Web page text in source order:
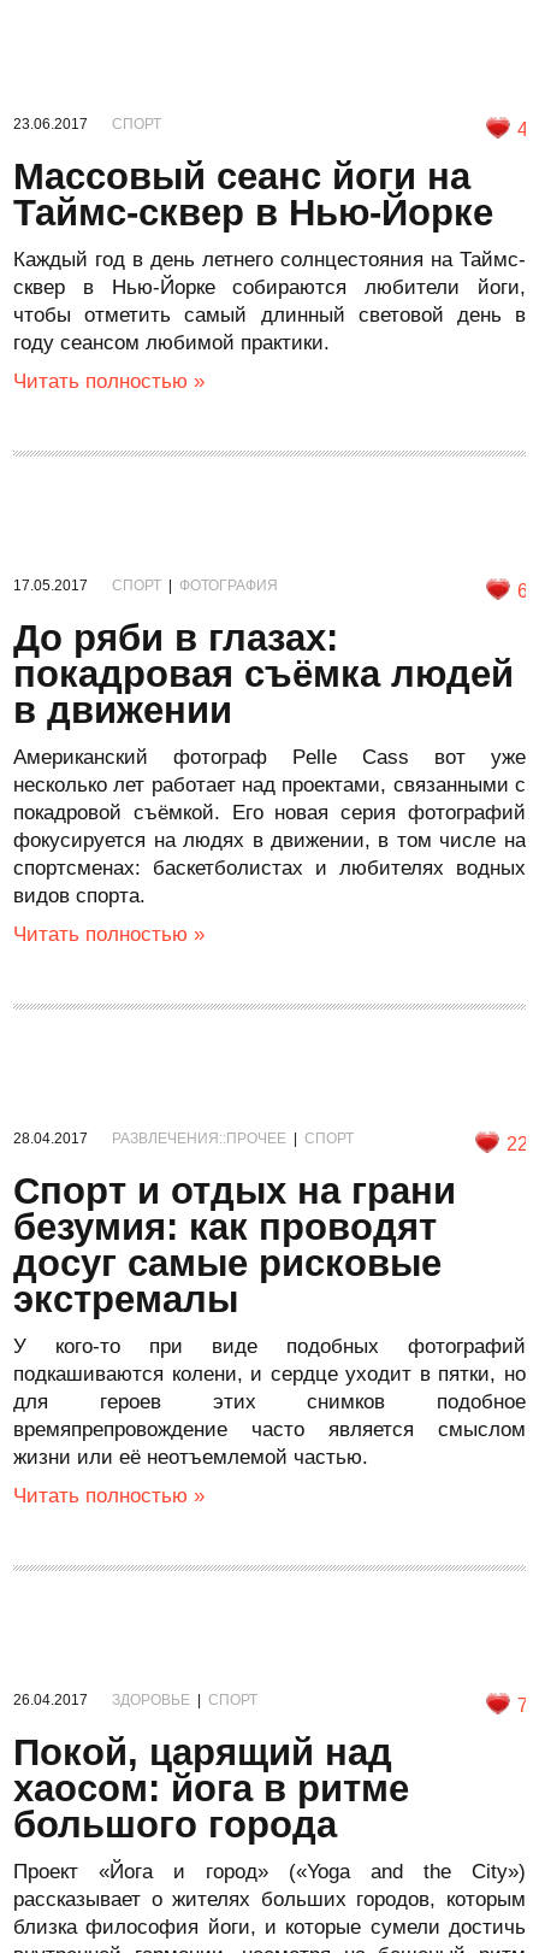
23.06.2017 СПОРТ 4
Массовый сеанс йоги на
Таймс-сквер в Нью-Йорке
Каждый год в день летнего солнцестояния на Таймс-
сквер в Нью-Йорке собираются любители йоги,
чтобы отметить самый длинный световой день в
году сеансом любимой практики.
Читать полностью »
17.05.2017 СПОРТ |ФОТОГРАФИЯ 6
До ряби в глазах:
покадровая съёмка людей
в движении
Американский фотограф Pelle Cass вот уже
несколько лет работает над проектами, связанными с
покадровой съёмкой. Его новая серия фотографий
фокусируется на людях в движении, в том числе на
спортсменах: баскетболистах и любителях водных
видов спорта.
Читать полностью »
28.04.2017 РАЗВЛЕЧЕНИЯ::ПРОЧЕЕ |СПОРТ 22
Спорт и отдых на грани
безумия: как проводят
досуг самые рисковые
экстремалы
У кого-то при виде подобных фотографий
подкашиваются колени, и сердце уходит в пятки, но
для героев этих снимков подобное
времяпрепровождение часто является смыслом
жизни или её неотъемлемой частью.
Читать полностью »
26.04.2017 ЗДОРОВЬЕ |СПОРТ 7
Покой, царящий над
хаосом: йога в ритме
большого города
Проект «Йога и город» («Yoga and the City»)
рассказывает о жителях больших городов, которым
близка философия йоги, и которые сумели достичь